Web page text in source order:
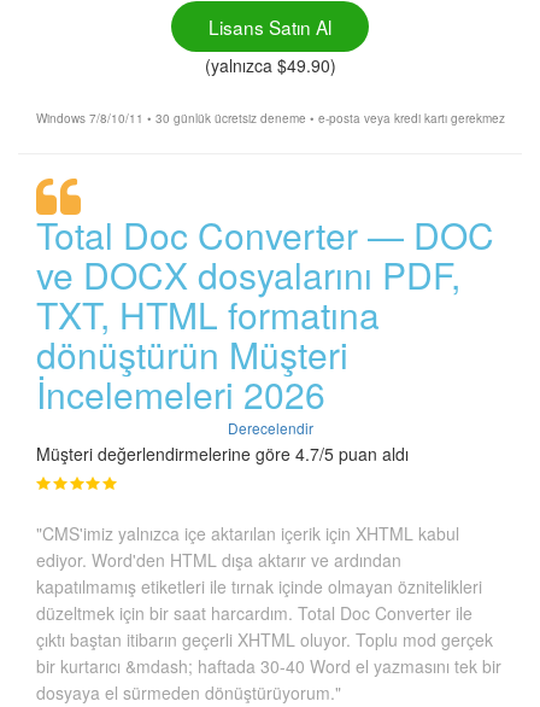
Lisans Satın Al
(yalnızca $49.90)
Windows 7/8/10/11 • 30 günlük ücretsiz deneme • e-posta veya kredi kartı gerekmez
Total Doc Converter — DOC
ve DOCX dosyalarını PDF,
TXT, HTML formatına
dönüştürün Müşteri
İncelemeleri 2026
Derecelendir
Müşteri değerlendirmelerine göre 4.7/5 puan aldı
"CMS'imiz yalnızca içe aktarılan içerik için XHTML kabul
ediyor. Word'den HTML dışa aktarır ve ardından
kapatılmamış etiketleri ile tırnak içinde olmayan öznitelikleri
düzeltmek için bir saat harcardım. Total Doc Converter ile
çıktı baştan itibarın geçerli XHTML oluyor. Toplu mod gerçek
bir kurtarıcı &mdash; haftada 30-40 Word el yazmasını tek bir
dosyaya el sürmeden dönüştürüyorum."